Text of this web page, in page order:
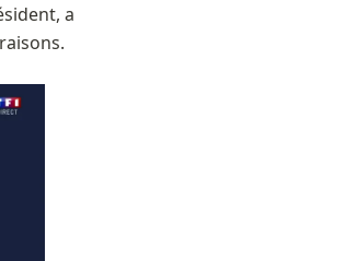
a